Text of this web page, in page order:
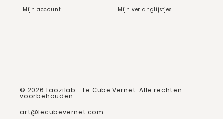
Mijn account Mijn verlanglijstjes
© 2026 Laozilab - Le Cube Vernet. Alle rechten
voorbehouden.
art@lecubevernet.com